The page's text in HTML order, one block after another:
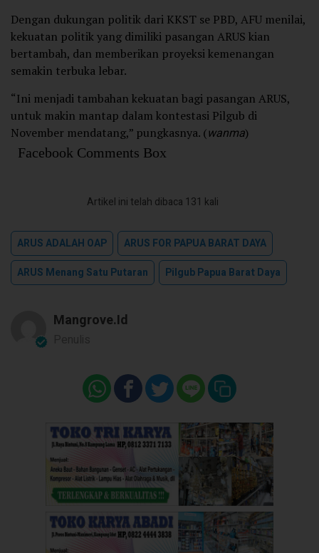
Dengan dukungan politik dari KKST se PBD, AFU menilai,
kekuatan politik yang dimiliki pasangan ARUS kian
bertambah, dan memberikan proyeksi kemenangan
semakin terbuka lebar.
“Ini menjadi tambahan kekuatan bagi pasangan ARUS,
untuk makin mantap dalam kontestasi Pilgub di
November mendatang,” pungkasnya. (wanma)
Facebook Comments Box
Artikel ini telah dibaca 131 kali
ARUS ADALAH OAP
ARUS FOR PAPUA BARAT DAYA
ARUS Menang Satu Putaran
Pilgub Papua Barat Daya
Mangrove.id